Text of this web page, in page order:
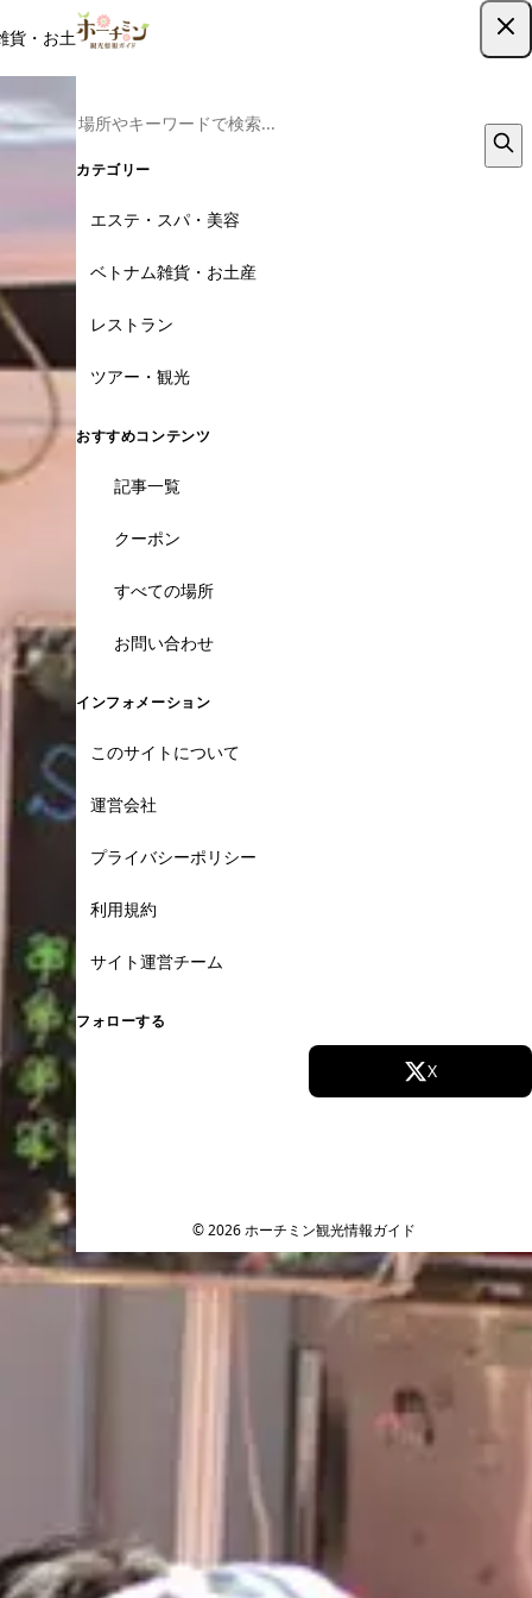
貨・お土産レストラン
カテゴリー
エステ・スパ・美容
ベトナム雑貨・お土産
レストラン
ツアー・観光
おすすめコンテンツ
記事一覧
クーポン
すべての場所
お問い合わせ
インフォメーション
このサイトについて
運営会社
プライバシーポリシー
利用規約
サイト運営チーム
フォローする
X
© 2026 ホーチミン観光情報ガイド